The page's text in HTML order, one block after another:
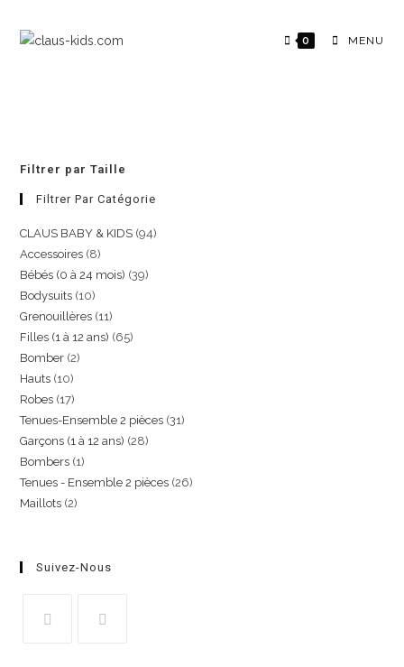
0 MENU
Filtrer par Taille
Filtrer Par Catégorie
CLAUS BABY & KIDS 94
Accessoires 8
Bébés (0 à 24 mois) 39
Bodysuits 10
Grenouillères 11
Filles (1 à 12 ans) 65
Bomber 2
Hauts 10
Robes 17
Tenues-Ensemble 2 pièces 31
Garçons (1 à 12 ans) 28
Bombers 1
Tenues - Ensemble 2 pièces 26
Maillots 2
Suivez-Nous